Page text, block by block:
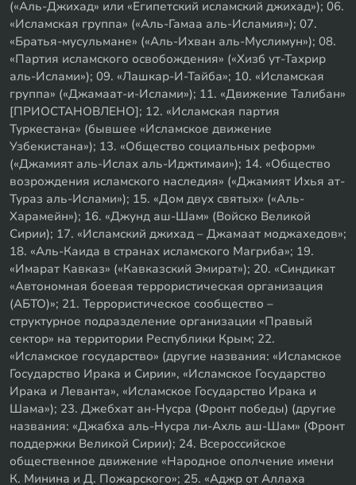
(«Аль-Джихад» или «Египетский исламский джихад»); 06.
«Исламская группа» («Аль-Гамаа аль-Исламия»); 07.
«Братья-мусульмане» («Аль-Ихван аль-Муслимун»); 08.
«Партия исламского освобождения» («Хизб ут-Тахрир
аль-Ислами»); 09. «Лашкар-И-Тайба»; 10. «Исламская
группа» («Джамаат-и-Ислами»); 11. «Движение Талибан»
[ПРИОСТАНОВЛЕНО]; 12. «Исламская партия
Туркестана» (бывшее «Исламское движение
Узбекистана»); 13. «Общество социальных реформ»
(«Джамият аль-Ислах аль-Иджтимаи»); 14. «Общество
возрождения исламского наследия» («Джамият Ихья ат-
Тураз аль-Ислами»); 15. «Дом двух святых» («Аль-
Харамейн»); 16. «Джунд аш-Шам» (Войско Великой
Сирии); 17. «Исламский джихад – Джамаат моджахедов»;
18. «Аль-Каида в странах исламского Магриба»; 19.
«Имарат Кавказ» («Кавказский Эмират»); 20. «Синдикат
«Автономная боевая террористическая организация
(АБТО)»; 21. Террористическое сообщество –
структурное подразделение организации «Правый
сектор» на территории Республики Крым; 22.
«Исламское государство» (другие названия: «Исламское
Государство Ирака и Сирии», «Исламское Государство
Ирака и Леванта», «Исламское Государство Ирака и
Шама»); 23. Джебхат ан-Нусра (Фронт победы) (другие
названия: «Джабха аль-Нусра ли-Ахль аш-Шам» (Фронт
поддержки Великой Сирии); 24. Всероссийское
общественное движение «Народное ополчение имени
К. Минина и Д. Пожарского»; 25. «Аджр от Аллаха